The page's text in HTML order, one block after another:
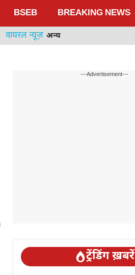
BSEB BREAKING NEWS
वायरल न्यूज़ अन्य
---Advertisement---
ट्रेंडिंग ख़बरें